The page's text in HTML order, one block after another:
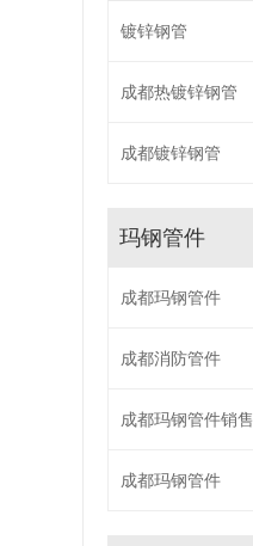
镀锌钢管
成都热镀锌钢管
成都镀锌钢管
玛钢管件
成都玛钢管件
成都消防管件
成都玛钢管件销售
成都玛钢管件